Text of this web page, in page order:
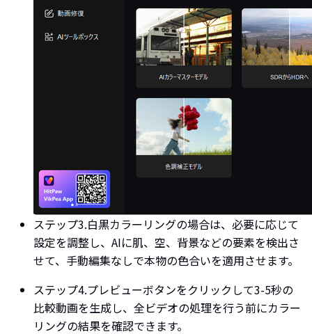
ステップ3.白黒カラーリングの場合は、必要に応じて
設定を調整し、AIに肌、空、背景などの要素を検出さ
せて、手動編集なしで本物の色合いを適用させます。
ステップ4.プレビューボタンをクリックして3-5秒の
比較動画を生成し、全ビデオの処理を行う前にカラー
リングの結果を確認できます。